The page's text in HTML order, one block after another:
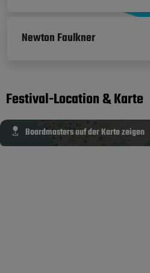
Newton Faulkner
Festival-Location & Karte
Boardmasters auf der Karte zeigen